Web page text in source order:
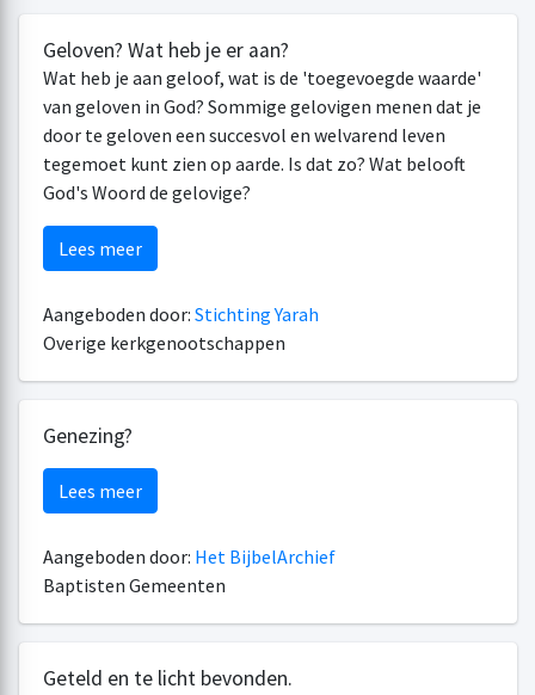
Geloven? Wat heb je er aan?
Wat heb je aan geloof, wat is de 'toegevoegde waarde'
van geloven in God? Sommige gelovigen menen dat je
door te geloven een succesvol en welvarend leven
tegemoet kunt zien op aarde. Is dat zo? Wat belooft
God's Woord de gelovige?
Lees meer
Aangeboden door: Stichting Yarah
Overige kerkgenootschappen
Genezing?
Lees meer
Aangeboden door: Het BijbelArchief
Baptisten Gemeenten
Geteld en te licht bevonden.